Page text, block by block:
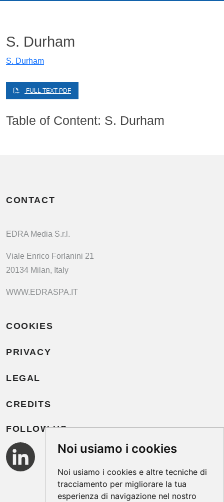
Noi usiamo i cookies
Noi usiamo i cookies e altre tecniche di
tracciamento per migliorare la tua
esperienza di navigazione nel nostro
S. Durham
S. Durham
FULL TEXT PDF
Table of Content: S. Durham
CONTACT
EDRA Media S.r.l.
Viale Enrico Forlanini 21
20134 Milan, Italy
WWW.EDRASPA.IT
COOKIES
PRIVACY
LEGAL
CREDITS
FOLLOW US